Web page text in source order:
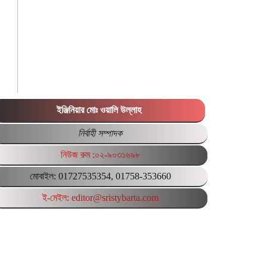
ইঞ্জিনিয়ার মোঃ ওয়ালি উল্লাহ
নির্বাহী সম্পাদক
নিউজ রুম :০২-৯০৩১৬৯৮
মোবাইল: 01727535354, 01758-353660
ই-মেইল: editor@sristybarta.com